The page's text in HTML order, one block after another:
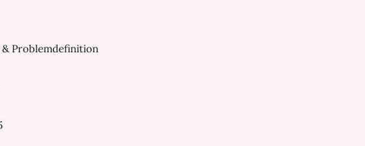
& Problemdefinition